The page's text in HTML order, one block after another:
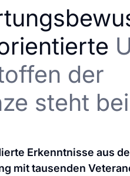
der
steht
Erkenntnisse aus
mit tausenden